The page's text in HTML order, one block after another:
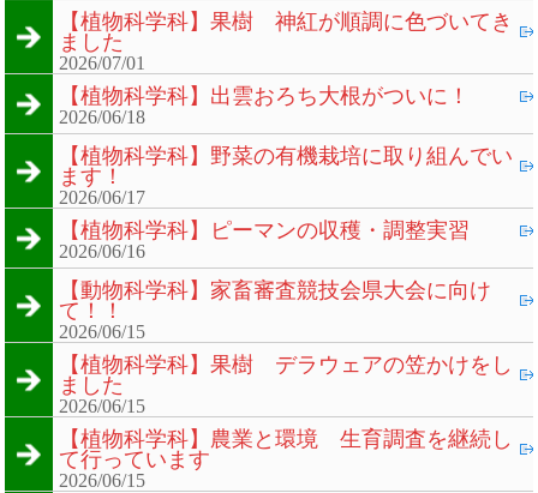
【植物科学科】果樹 神紅が順調に色づいてき
ました
2026/07/01
【植物科学科】出雲おろち大根がついに！
2026/06/18
【植物科学科】野菜の有機栽培に取り組んでい
ます！
2026/06/17
【植物科学科】ピーマンの収穫・調整実習
2026/06/16
【動物科学科】家畜審査競技会県大会に向け
て！！
2026/06/15
【植物科学科】果樹 デラウェアの笠かけをし
ました
2026/06/15
【植物科学科】農業と環境 生育調査を継続し
て行っています
2026/06/15